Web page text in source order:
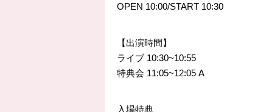
OPEN 10:00/START 10:30
【出演時間】
ライブ 10:30~10:55
特典会 11:05~12:05 A
入場特典